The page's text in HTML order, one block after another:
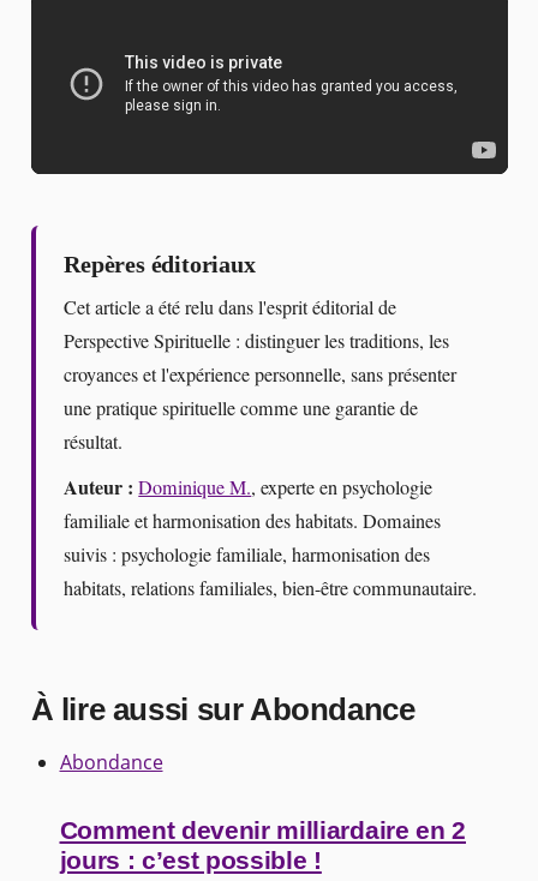
Repères éditoriaux
Cet article a été relu dans l'esprit éditorial de
Perspective Spirituelle : distinguer les traditions, les
croyances et l'expérience personnelle, sans présenter
une pratique spirituelle comme une garantie de
résultat.
Auteur : Dominique M., experte en psychologie
familiale et harmonisation des habitats. Domaines
suivis : psychologie familiale, harmonisation des
habitats, relations familiales, bien-être communautaire.
À lire aussi sur Abondance
Abondance
Comment devenir milliardaire en 2
jours : c’est possible !